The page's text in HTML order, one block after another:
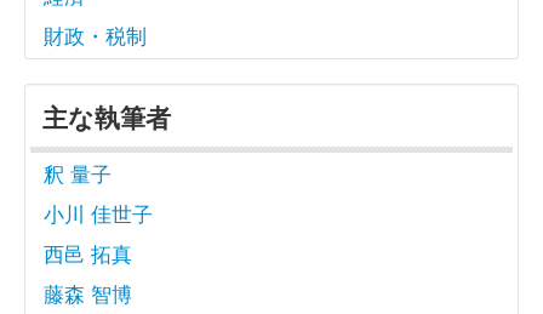
財政・税制
主な執筆者
釈 量子
小川 佳世子
西邑 拓真
藤森 智博